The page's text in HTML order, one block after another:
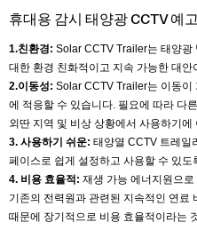
휴대용 감시 태양광 CCTV
1.친환경: Solar CCTV Trailer는 태양광
대한 환경 친화적이고 지속 가능한 대안
2.이동성: Solar CCTV Trailer는 이동이
에 적응할 수 있습니다. 필요에 따라 다
외딴 지역 및 비상 상황에서 사용하기에
3. 사용하기 쉬운: 태양열 CCTV 트레일
페이스로 쉽게 설정하고 사용할 수 있도
4. 비용 효율적: 재생 가능 에너지원으로
기존의 전력원과 관련된 지속적인 연료
때문에 장기적으로 비용 효율적이라는